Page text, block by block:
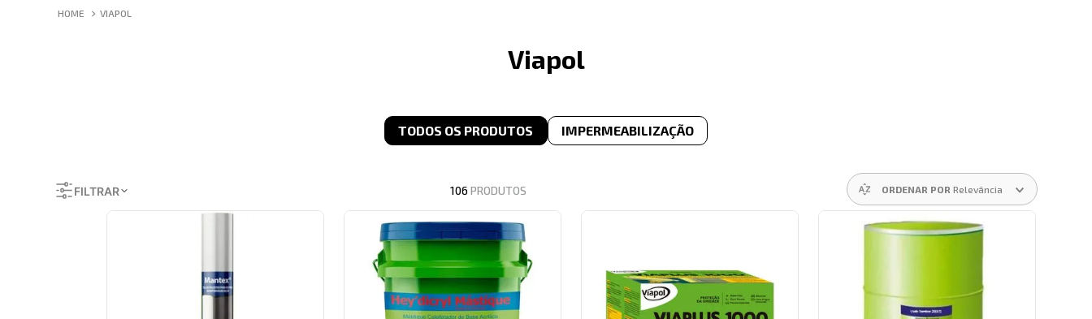
VIAPOL
Viapol
TODOS OS PRODUTOS IMPERMEABILIZAÇÃO
FILTRAR 106 PRODUTOS ORDENAR POR Relevância
CATEGORIA
Impermeabilizantes Mantas
Colas e Silicones